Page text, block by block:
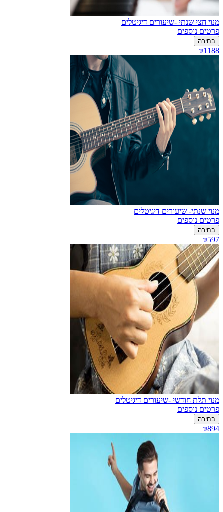
מנוי חצי שנתי -שיעורים דיגיטלים
פרטים נוספים
בחירה
₪1188
מנוי שנתי- שיעורים דיגיטלים
פרטים נוספים
בחירה
₪597
מנוי תלת חודשי -שיעורים דיגיטלים
פרטים נוספים
בחירה
₪894